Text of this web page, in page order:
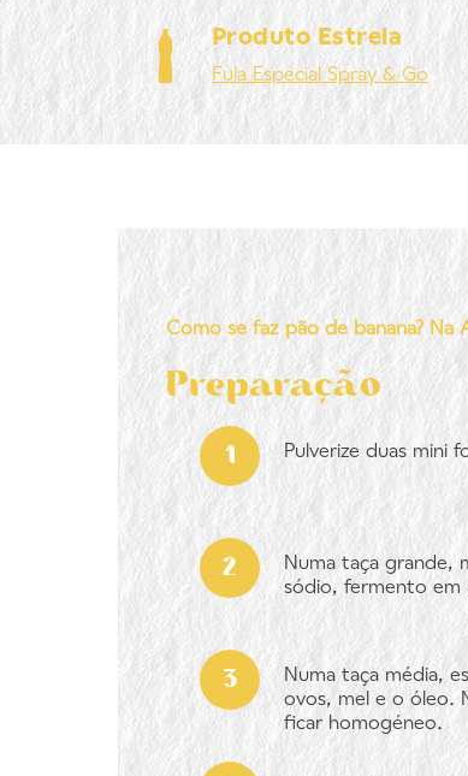
Produto Estrela
FulaEspecial Spray & Go
Como se faz pão de banana? Na
Preparação
Pulverize duas mini
Numa taça grande,
sódio, fermento em
Numa taça média,
ovos, mel e o óleo.
ficar homogéneo.